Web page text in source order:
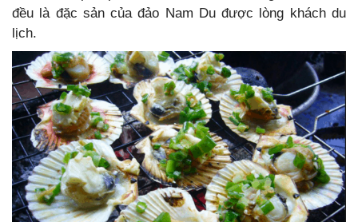
đều là đặc sản của đảo Nam Du được lòng khách du
lịch.